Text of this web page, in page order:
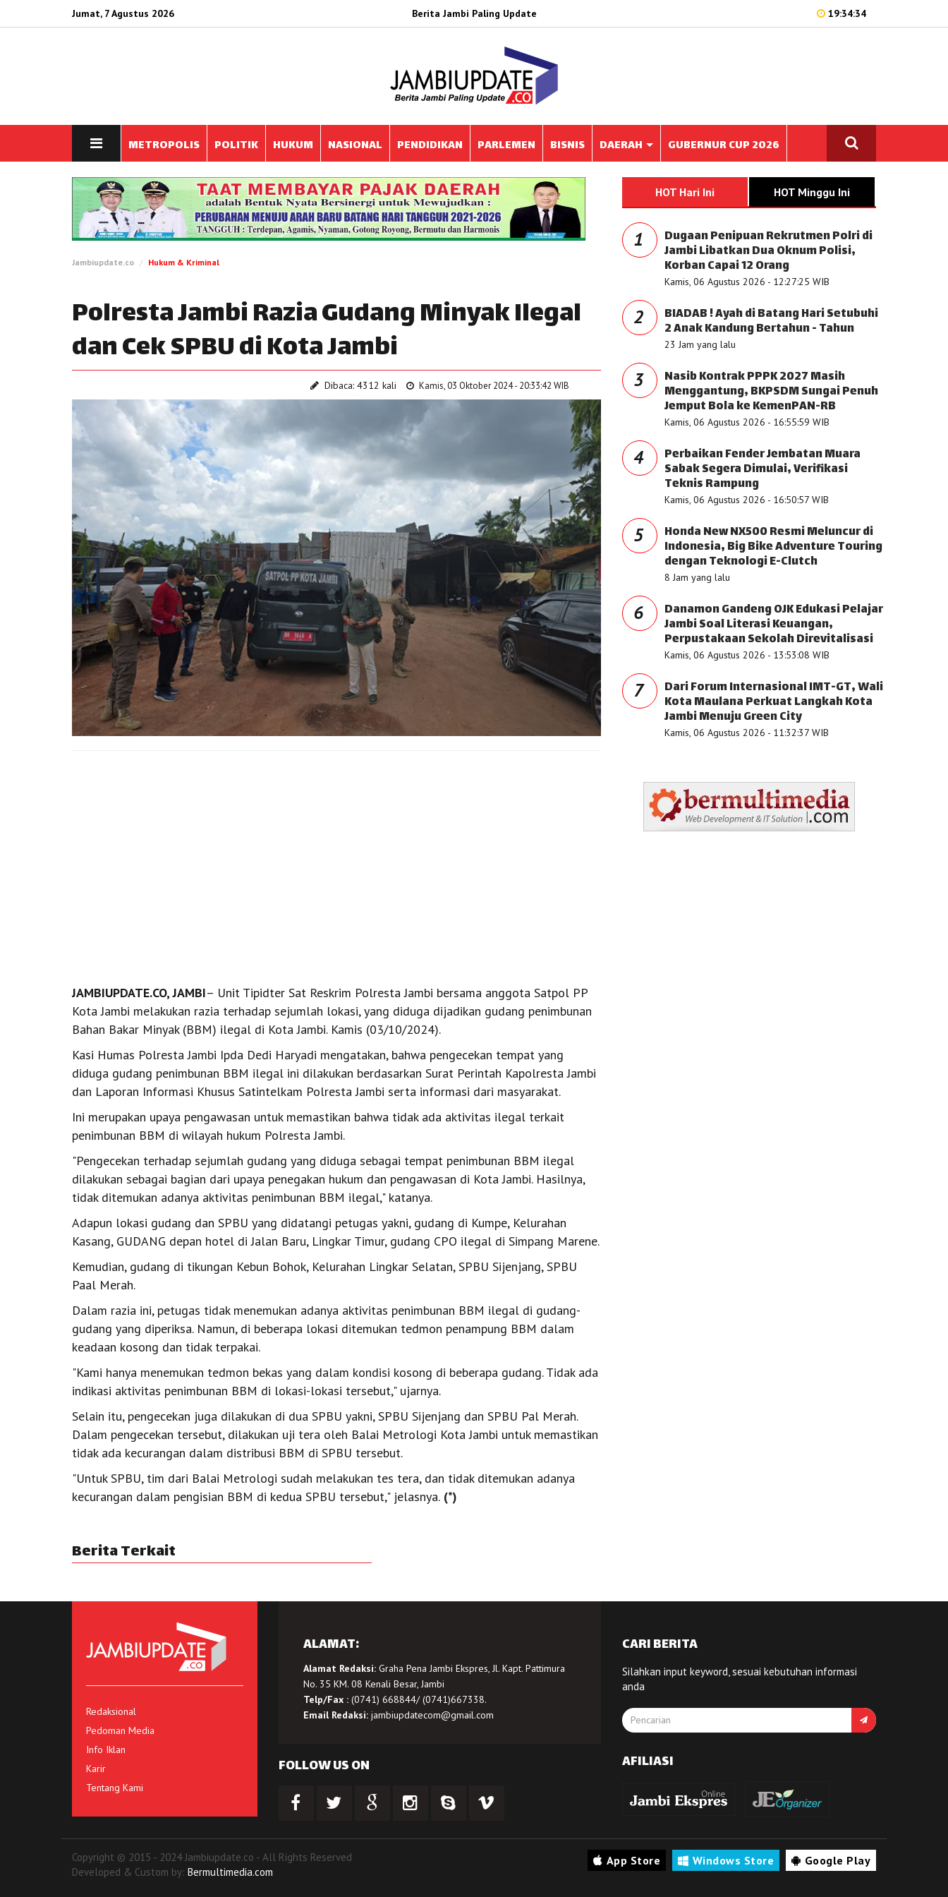
Jumat, 7 Agustus 2026 Berita Jambi Paling Update 19:34:34
METROPOLIS POLITIK HUKUM NASIONAL PENDIDIKAN PARLEMEN BISNIS DAERAH GUBERNUR CUP 2026
Jambiupdate.co Hukum & Kriminal
Polresta Jambi Razia Gudang Minyak Ilegal
dan Cek SPBU di Kota Jambi
Dibaca: 4312 kali Kamis, 03 Oktober 2024 - 20:33:42 WIB
JAMBIUPDATE.CO, JAMBI– Unit Tipidter Sat Reskrim Polresta Jambi bersama anggota Satpol PP
Kota Jambi melakukan razia terhadap sejumlah lokasi, yang diduga dijadikan gudang penimbunan
Bahan Bakar Minyak (BBM) ilegal di Kota Jambi. Kamis (03/10/2024).
Kasi Humas Polresta Jambi Ipda Dedi Haryadi mengatakan, bahwa pengecekan tempat yang
diduga gudang penimbunan BBM ilegal ini dilakukan berdasarkan Surat Perintah Kapolresta Jambi
dan Laporan Informasi Khusus Satintelkam Polresta Jambi serta informasi dari masyarakat.
Ini merupakan upaya pengawasan untuk memastikan bahwa tidak ada aktivitas ilegal terkait
penimbunan BBM di wilayah hukum Polresta Jambi.
"Pengecekan terhadap sejumlah gudang yang diduga sebagai tempat penimbunan BBM ilegal
dilakukan sebagai bagian dari upaya penegakan hukum dan pengawasan di Kota Jambi. Hasilnya,
tidak ditemukan adanya aktivitas penimbunan BBM ilegal," katanya.
Adapun lokasi gudang dan SPBU yang didatangi petugas yakni, gudang di Kumpe, Kelurahan
Kasang, GUDANG depan hotel di Jalan Baru, Lingkar Timur, gudang CPO ilegal di Simpang Marene.
Kemudian, gudang di tikungan Kebun Bohok, Kelurahan Lingkar Selatan, SPBU Sijenjang, SPBU
Paal Merah.
Dalam razia ini, petugas tidak menemukan adanya aktivitas penimbunan BBM ilegal di gudang-
gudang yang diperiksa. Namun, di beberapa lokasi ditemukan tedmon penampung BBM dalam
keadaan kosong dan tidak terpakai.
"Kami hanya menemukan tedmon bekas yang dalam kondisi kosong di beberapa gudang. Tidak ada
indikasi aktivitas penimbunan BBM di lokasi-lokasi tersebut," ujarnya.
Selain itu, pengecekan juga dilakukan di dua SPBU yakni, SPBU Sijenjang dan SPBU Pal Merah.
Dalam pengecekan tersebut, dilakukan uji tera oleh Balai Metrologi Kota Jambi untuk memastikan
tidak ada kecurangan dalam distribusi BBM di SPBU tersebut.
"Untuk SPBU, tim dari Balai Metrologi sudah melakukan tes tera, dan tidak ditemukan adanya
kecurangan dalam pengisian BBM di kedua SPBU tersebut," jelasnya. (*)
Berita Terkait
HOT Hari Ini HOT Minggu Ini
1 Dugaan Penipuan Rekrutmen Polri di
Jambi Libatkan Dua Oknum Polisi,
Korban Capai 12 Orang
Kamis, 06 Agustus 2026 - 12:27:25 WIB
2 BIADAB ! Ayah di Batang Hari Setubuhi
2 Anak Kandung Bertahun - Tahun
23 Jam yang lalu
3 Nasib Kontrak PPPK 2027 Masih
Menggantung, BKPSDM Sungai Penuh
Jemput Bola ke KemenPAN-RB
Kamis, 06 Agustus 2026 - 16:55:59 WIB
4 Perbaikan Fender Jembatan Muara
Sabak Segera Dimulai, Verifikasi
Teknis Rampung
Kamis, 06 Agustus 2026 - 16:50:57 WIB
5 Honda New NX500 Resmi Meluncur di
Indonesia, Big Bike Adventure Touring
dengan Teknologi E-Clutch
8 Jam yang lalu
6 Danamon Gandeng OJK Edukasi Pelajar
Jambi Soal Literasi Keuangan,
Perpustakaan Sekolah Direvitalisasi
Kamis, 06 Agustus 2026 - 13:53:08 WIB
7 Dari Forum Internasional IMT-GT, Wali
Kota Maulana Perkuat Langkah Kota
Jambi Menuju Green City
Kamis, 06 Agustus 2026 - 11:32:37 WIB
Redaksional
Pedoman Media
Info Iklan
Karir
Tentang Kami
ALAMAT:
Alamat Redaksi:Graha Pena Jambi Ekspres, Jl. Kapt. Pattimura
No. 35 KM. 08 Kenali Besar, Jambi
Telp/Fax :(0741) 668844/ (0741)667338.
Email Redaksi: jambiupdatecom@gmail.com
FOLLOW US ON
CARI BERITA
Silahkan input keyword, sesuai kebutuhan informasi
anda
AFILIASI
Copyright © 2015 - 2024 Jambiupdate.co - All Rights Reserved
Developed & Custom by: Bermultimedia.com
App Store Windows Store Google Play